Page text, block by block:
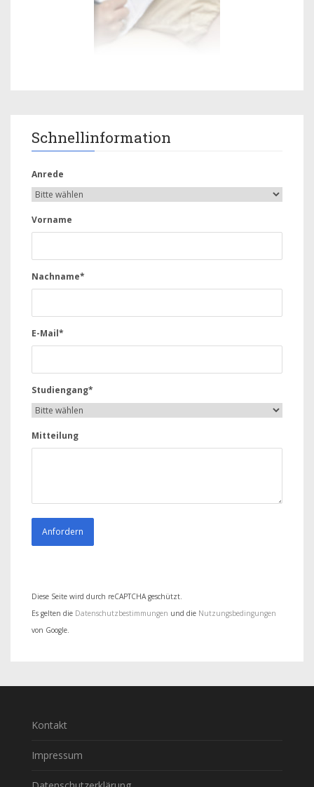
Schnellinformation
Anrede
Vorname
Nachname*
E-Mail*
Studiengang*
Mitteilung
Diese Seite wird durch reCAPTCHA geschützt.
Es gelten die Datenschutzbestimmungen und die Nutzungsbedingungen
von Google.
Kontakt
Impressum